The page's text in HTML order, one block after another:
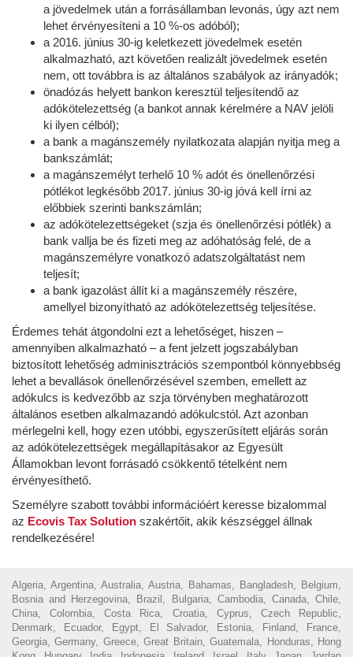
a jövedelmek után a forrásállamban levonás, úgy azt nem
lehet érvényesíteni a 10 %-os adóból);
a 2016. június 30-ig keletkezett jövedelmek esetén
alkalmazható, azt követően realizált jövedelmek esetén
nem, ott továbbra is az általános szabályok az irányadók;
önadózás helyett bankon keresztül teljesítendő az
adókötelezettség (a bankot annak kérelmére a NAV jelöli
ki ilyen célból);
a bank a magánszemély nyilatkozata alapján nyitja meg a
bankszámlát;
a magánszemélyt terhelő 10 % adót és önellenőrzési
pótlékot legkésőbb 2017. június 30-ig jóvá kell írni az
előbbiek szerinti bankszámlán;
az adókötelezettségeket (szja és önellenőrzési pótlék) a
bank vallja be és fizeti meg az adóhatóság felé, de a
magánszemélyre vonatkozó adatszolgáltatást nem
teljesít;
a bank igazolást állít ki a magánszemély részére,
amellyel bizonyítható az adókötelezettség teljesítése.
Érdemes tehát átgondolni ezt a lehetőséget, hiszen –
amennyiben alkalmazható – a fent jelzett jogszabályban
biztosított lehetőség adminisztrációs szempontból könnyebbség
lehet a bevallások önellenőrzésével szemben, emellett az
adókulcs is kedvezőbb az szja törvényben meghatározott
általános esetben alkalmazandó adókulcstól. Azt azonban
mérlegelni kell, hogy ezen utóbbi, egyszerűsített eljárás során
az adókötelezettségek megállapításakor az Egyesült
Államokban levont forrásadó csökkentő tételként nem
érvényesíthető.
Személyre szabott további információért keresse bizalommal
az Ecovis Tax Solution szakértőit, akik készséggel állnak
rendelkezésére!
Algeria, Argentina, Australia, Austria, Bahamas, Bangladesh, Belgium,
Bosnia and Herzegovina, Brazil, Bulgaria, Cambodia, Canada, Chile,
China, Colombia, Costa Rica, Croatia, Cyprus, Czech Republic,
Denmark, Ecuador, Egypt, El Salvador, Estonia, Finland, France,
Georgia, Germany, Greece, Great Britain, Guatemala, Honduras, Hong